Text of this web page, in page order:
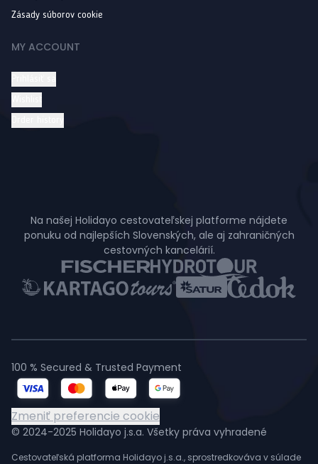
Zásady súborov cookie
MY ACCOUNT
Na našej Holidayo cestovateľskej platforme nájdete
ponuku od najlepších Slovenských, ale aj zahraničných
cestovných kancelárií.
© 2024-2025 Holidayo j.s.a. Všetky práva vyhradené
Cestovateľská platforma Holidayo j.s.a., sprostredkováva v súlade
100 % Secured & Trusted Payment
Zmeniť preferencie cookie